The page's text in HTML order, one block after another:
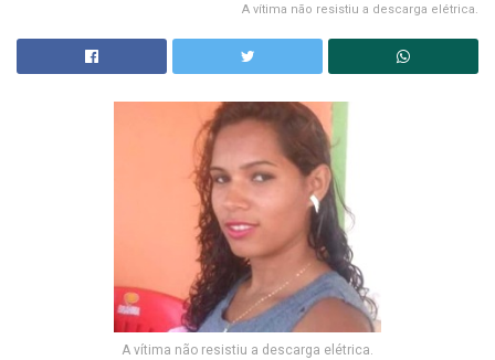
A vítima não resistiu a descarga elétrica.
A vítima não resistiu a descarga elétrica.